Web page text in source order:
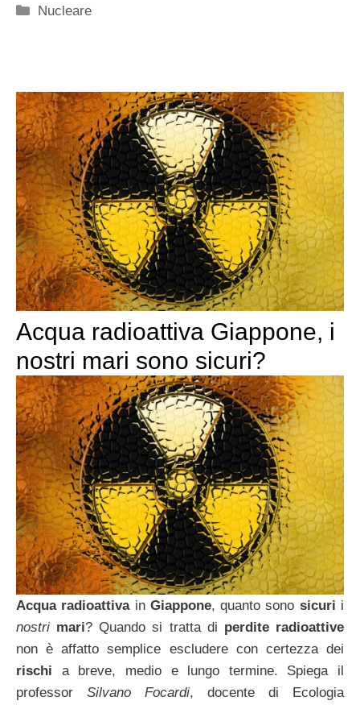
Categorie
Nucleare
Acqua radioattiva Giappone, i
nostri mari sono sicuri?
Acqua radioattivain Giappone, quanto sono sicuri i
nostri mari? Quando si tratta di perdite radioattive
non è affatto semplice escludere con certezza dei
rischi a breve, medio e lungo termine. Spiega il
professor Silvano Focardi, docente di Ecologia